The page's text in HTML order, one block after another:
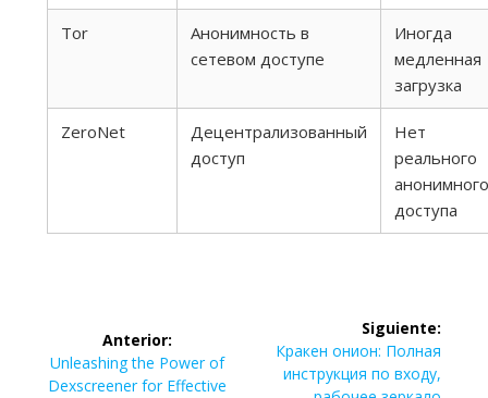
Tor
Анонимность в
сетевом доступе
Иногда
медленная
загрузка
ZeroNet
Децентрализованный
доступ
Нет
реального
анонимного
доступа
de
Anterior:
Entrada
anterior:
Unleashing the Power of
Dexscreener for Effective
Siguiente:
Siguiente
entrada:
Кракен онион: Полная
инструкция по входу,